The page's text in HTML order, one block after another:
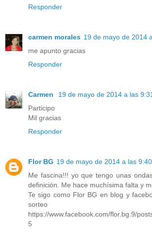
Responder
carmen morales 19 de mayo de 2014
me apunto gracias
Responder
Carmen
19 de mayo de 2014 a las 9:31
Participo
Mil gracias
Responder
Flor BG 19 de mayo de 2014 a las 9:40
Me fascina!!! yo que tengo unas
definición. Me hace muchísima falta y
Te sigo como Flor BG en blog y
sorteo
https://www.facebook.com/flor.bg.9/
5